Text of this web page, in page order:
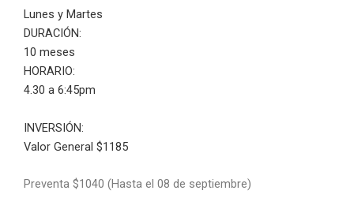
Lunes y Martes
DURACIÓN:
10 meses
HORARIO:
4.30 a 6:45pm
INVERSIÓN:
Valor General $1185
Preventa $1040 (Hasta el 08 de septiembre)